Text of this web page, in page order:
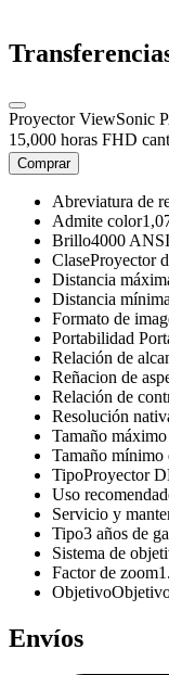
Proyector ViewSonic
15,000 horas FHD
Comprar
Abreviatura de
Admite
Brillo4000
ClaseProyector
Distancia
Distancia
Formato de
Portabilidad
Relación de
Reñacion de
Relación de
Resolución
Tamaño
Tamaño mínimo
TipoProyector
Uso
Servicio y
Tipo3 años de
Sistema de
Factor de
Envíos